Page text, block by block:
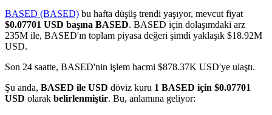
COIN-M Vadeli İşlemleri
Kripto Para Vadeli İşlemleri
TradFi
Hisse senetleri, döviz, değerli metaller ve emtia türevleri
BASED (BASED) bu hafta düşüş trendi yaşıyor, mevcut fiyat
$0.07701 USD başına BASED. BASED için dolaşımdaki arz
235M ile, BASED'ın toplam piyasa değeri şimdi yaklaşık $18.92M
USD.
Son 24 saatte, BASED'nin işlem hacmi $878.37K USD'ye ulaştı.
Şu anda, BASED ile USD döviz kuru 1 BASED için $0.07701
USD olarak belirlenmiştir. Bu, anlamına geliyor: